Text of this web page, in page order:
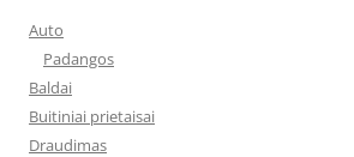
Auto
Padangos
Baldai
Buitiniai prietaisai
Draudimas